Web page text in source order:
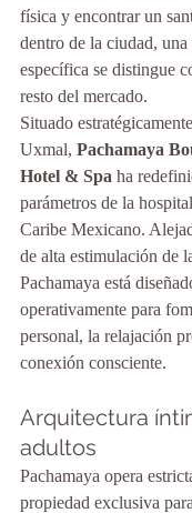
física y encontrar un
dentro de la ciudad, una
específica se distingue
resto del mercado.
Situado
Uxmal, Pachamaya
Hotel & Spa ha
parámetros de la
Caribe Mexicano.
de alta estimulación de
Pachamaya está
operativamente para
personal, la relajación
conexión consciente.
Arquitectura
adultos
Pachamaya opera
propiedad exclusiva